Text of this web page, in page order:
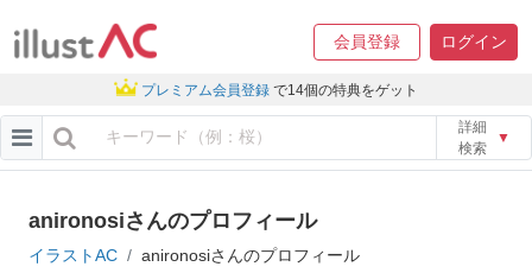
会員登録 ログイン
プレミアム会員登録 で14個の特典をゲット
詳細
検索
▼
anironosiさんのプロフィール
イラストAC anironosiさんのプロフィール